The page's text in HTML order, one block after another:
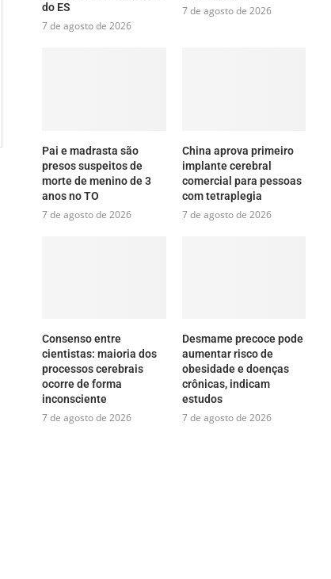
do ES
7 de agosto de 2026
7 de agosto de 2026
Pai e madrasta são
presos suspeitos de
morte de menino de 3
anos no TO
7 de agosto de 2026
China aprova primeiro
implante cerebral
comercial para pessoas
com tetraplegia
7 de agosto de 2026
Consenso entre
cientistas: maioria dos
processos cerebrais
ocorre de forma
inconsciente
7 de agosto de 2026
Desmame precoce pode
aumentar risco de
obesidade e doenças
crônicas, indicam
estudos
7 de agosto de 2026